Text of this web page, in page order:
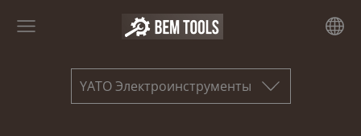
YATO Электроинструменты